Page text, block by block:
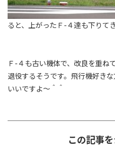
ると、上がったＦ-４達も下りて
Ｆ-４も古い機体で、改良を重ね
退役するそうです。飛行機好き
いいですよ～＾＾
この記事